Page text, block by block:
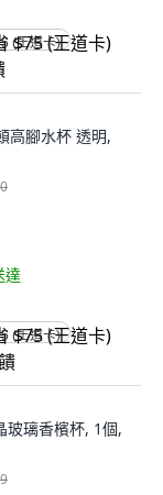
(王道卡)
高腳水杯 透明,
達
(王道卡)
璃香檳杯, 1個,